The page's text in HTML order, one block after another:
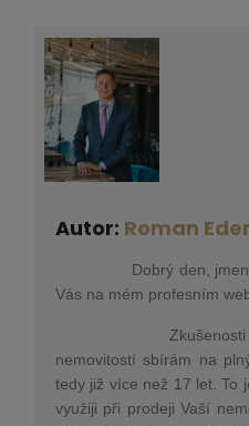
Autor: Roman Eder
Dobrý den, jmenuji
Vás na mém profesním
Zkušenosti s
nemovitostí sbírám na
tedy již více než 17 let. To
využiji při prodeji Vaší